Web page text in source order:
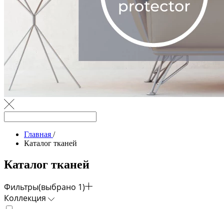
Главная /
Каталог тканей
Каталог тканей
Фильтры(выбрано 1)
Коллекция